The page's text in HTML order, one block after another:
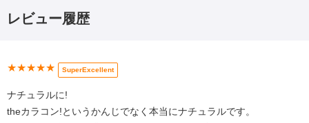
レビュー履歴
★★★★★ SuperExcellent
ナチュラルに!
theカラコン!というかんじでなく本当にナチュラルです。